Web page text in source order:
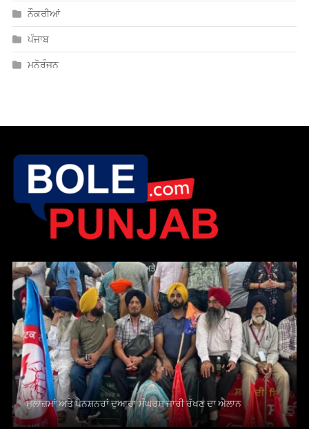
ਨੌਕਰੀਆਂ
ਪੰਜਾਬ
ਮਨੋਰੰਜਨ
ਮੁਲਾਜ਼ਮਾਂ ਅਤੇ ਪੈਨਸ਼ਨਰਾਂ ਦੁਆਰਾ ਸੰਘਰਸ਼ ਜਾਰੀ ਰੱਖਣ ਦਾ ਐਲਾਨ